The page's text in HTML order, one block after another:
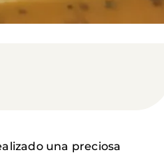
una preciosa